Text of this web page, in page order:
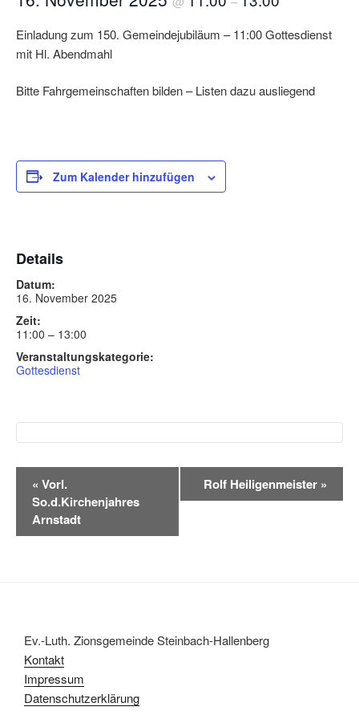
Einladung zum 150. Gemeindejubiläum – 11:00 Gottesdienst
mit Hl. Abendmahl
Bitte Fahrgemeinschaften bilden – Listen dazu ausliegend
Zum Kalender hinzufügen
Details
Datum:
16. November 2025
Zeit:
11:00 – 13:00
Veranstaltungskategorie:
Gottesdienst
a
« Vorl.
So.d.Kirchenjahres
Arnstadt
Rolf Heiligenmeister »
Ev.-Luth. Zionsgemeinde Steinbach-Hallenberg
Kontakt
Impressum
Datenschutzerklärung